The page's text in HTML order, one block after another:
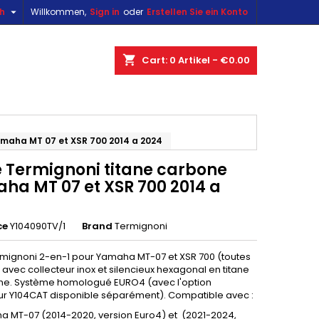
Willkommen, Sign in oder Erstellen Sie ein Konto

shopping_cart Cart: 0 Artikel - €0.00
MT 07 et XSR 700 2014 a 2024
Termignoni titane carbone
MT 07 et XSR 700 2014 a
Y104090TV/1 Brand Termignoni
2-en-1 pour Yamaha MT-07 et XSR 700 (toutes
collecteur inox et silencieux hexagonal en titane
Système homologué EURO4 (avec l'option
Y104CAT disponible séparément). Compatible avec :
MT-07 (2014-2020, version Euro4) et (2021-2024,